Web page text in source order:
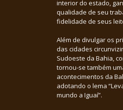
interior do estado,
qualidade de seu
fidelidade de seus
Além de divulgar os
das cidades
Sudoeste da Bahia,
tornou-se também
acontecimentos da
adotando o lema
mundo a Iguaí”.